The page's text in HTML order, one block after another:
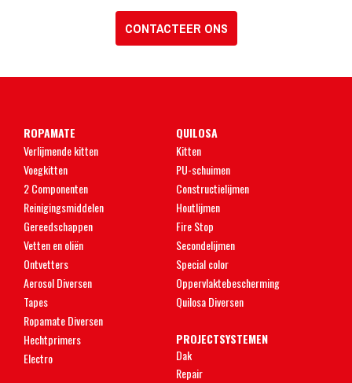
CONTACTEER ONS
ROPAMATE
Verlijmende kitten
Voegkitten
2 Componenten
Reinigingsmiddelen
Gereedschappen
Vetten en oliën
Ontvetters
Aerosol Diversen
Tapes
Ropamate Diversen
Hechtprimers
Electro
QUILOSA
Kitten
PU-schuimen
Constructielijmen
Houtlijmen
Fire Stop
Secondelijmen
Special color
Oppervlaktebescherming
Quilosa Diversen
PROJECTSYSTEMEN
Dak
Repair